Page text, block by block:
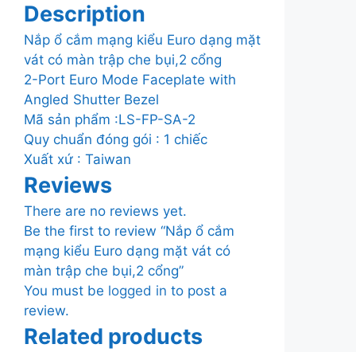
Description
Nắp ổ cắm mạng kiểu Euro dạng mặt
vát có màn trập che bụi,2 cổng
2-Port Euro Mode Faceplate with
Angled Shutter Bezel
Mã sản phẩm :LS-FP-SA-2
Quy chuẩn đóng gói : 1 chiếc
Xuất xứ : Taiwan
Reviews
There are no reviews yet.
Be the first to review “Nắp ổ cắm
mạng kiểu Euro dạng mặt vát có
màn trập che bụi,2 cổng”
You must be logged in to post a
review.
Related products